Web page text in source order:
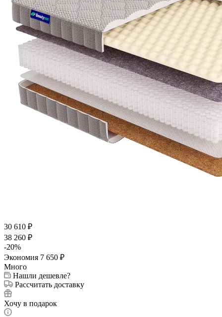
30 610 ₽
38 260 ₽
-20%
Экономия 7 650 ₽
Много
Нашли дешевле?
Рассчитать доставку
Хочу в подарок